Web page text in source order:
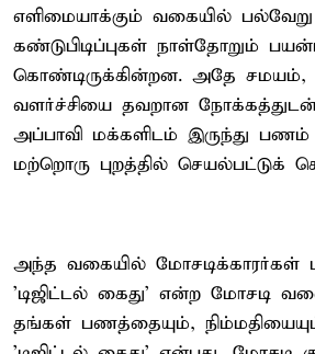
எளிமையாக்கும் வகையில்
கண்டுபிடிப்புகள் நாள்தோறும்
கொண்டிருக்கின்றன. அதே சமயம்,
வளர்ச்சியை தவறான நோக்கத்துடன்
அப்பாவி மக்களிடம் இருந்து பணம்
மற்றொரு புறத்தில் செயல்பட்டுக்
அந்த வகையில் மோசடிக்காரர்கள்
'டிஜிட்டல் கைது' என்ற மோசடி
தங்கள் பணத்தையும்,